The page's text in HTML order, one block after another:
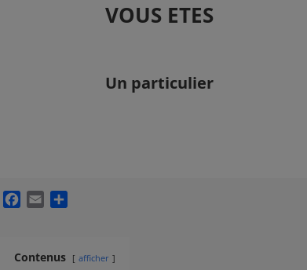
VOUS ETES
Un particulier
Facebook
Email
Contenus afficher